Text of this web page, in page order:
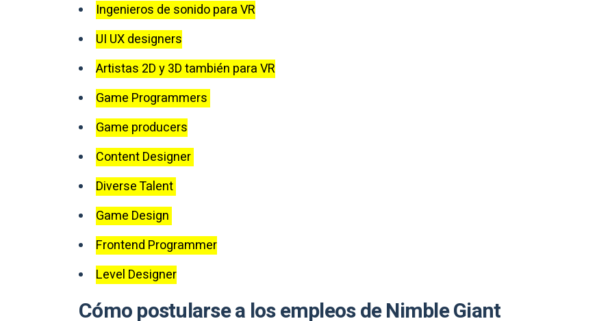
Ingenieros de sonido para VR
UI UX designers
Artistas 2D y 3D también para VR
Game Programmers
Game producers
Content Designer
Diverse Talent
Game Design
Frontend Programmer
Level Designer
Cómo postularse a los empleos de Nimble Giant